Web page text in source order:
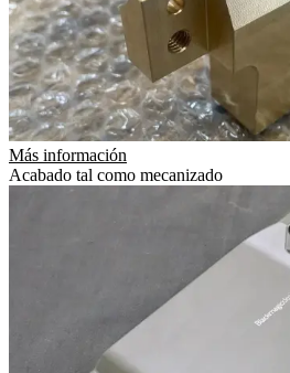
Más información
Acabado tal como mecanizado